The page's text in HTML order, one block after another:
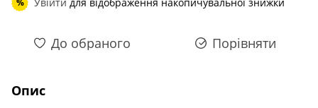
%
До обраного Порівняти
Опис